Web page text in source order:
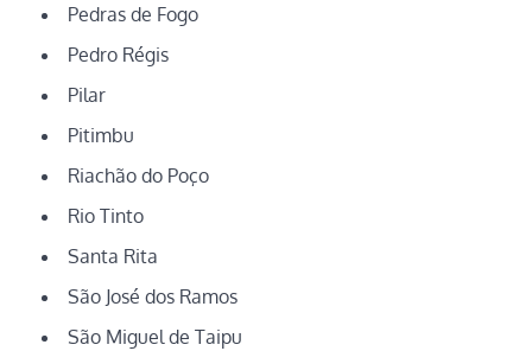
Pedras de Fogo
Pedro Régis
Pilar
Pitimbu
Riachão do Poço
Rio Tinto
Santa Rita
São José dos Ramos
São Miguel de Taipu